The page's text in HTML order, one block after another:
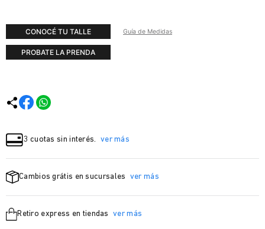
CONOCÉ TU TALLE Guía de Medidas
PROBATE LA PRENDA
3 cuotas sin interés. ver más
Cambios grátis en sucursales ver más
Retiro express en tiendas ver más